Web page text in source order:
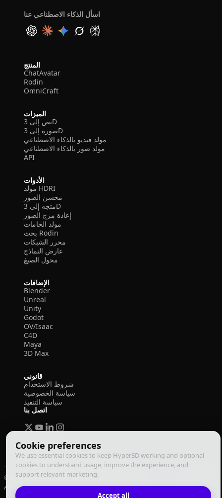
Cookie preferences
We use essential cookies to keep Hyper3D working and optional
cookies to understand usage, improve the experience, and
support relevant marketing.
Accept all
اسأل الذكاء الاصطناعي عنا
المنتج
ChatAvatar
Rodin
OmniCraft
الميزات
نص إلى 3D
صورة إلى 3D
مولد فيديو بالذكاء الاصطناعي
مولد صور بالذكاء الاصطناعي
API
الأدوات
مولد HDRI
محسن الصور
متجه إلى 3D
إعادة مزج الصور
مولد الخامات
بحث Rodin
محرر الشبكات
عارض النماذج
محول الصيغ
الإضافات
Blender
Unreal
Unity
Godot
OV/Isaac
C4D
Maya
3D Max
قانوني
شروط الاستخدام
سياسة الخصوصية
سياسة التنفيذ
اتصل بنا
© 2026 Deemos Corporation. جميع الحقوق محفوظة
شروط الاستخدامسياسة الخصوصيةسياسة التنفيذ العربية